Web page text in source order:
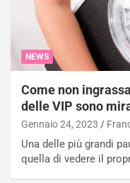
NEWS
Come non
delle VIP sono
Gennaio 24, 2023
Una delle più grandi
quella di vedere il